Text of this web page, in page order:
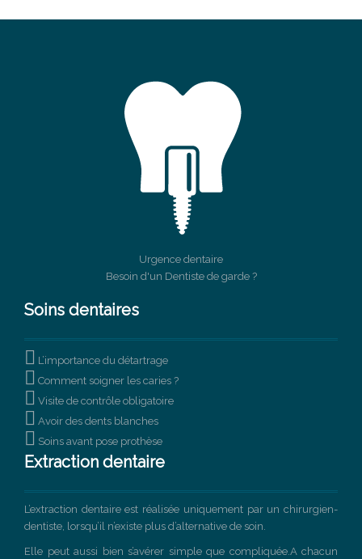
Urgence dentaire
Besoin d'un Dentiste de garde ?
Soins dentaires
 L’importance du détartrage
 Comment soigner les caries ?
 Visite de contrôle obligatoire
 Avoir des dents blanches
 Soins avant pose prothèse
Extraction dentaire
L’extraction dentaire est réalisée uniquement par un chirurgien-
dentiste, lorsqu’il n’existe plus d’alternative de soin.
Elle peut aussi bien s’avérer simple que compliquée.A chacun